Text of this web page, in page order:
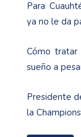
Para
ya no le da
Cómo
sueño a
Presidente
la